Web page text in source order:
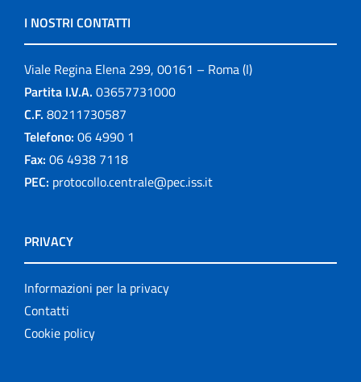
I NOSTRI CONTATTI
Viale Regina Elena 299, 00161 – Roma (I)
Partita I.V.A. 03657731000
C.F. 80211730587
Telefono: 06 4990 1
Fax: 06 4938 7118
PEC: protocollo.centrale@pec.iss.it
PRIVACY
Informazioni per la privacy
Contatti
Cookie policy